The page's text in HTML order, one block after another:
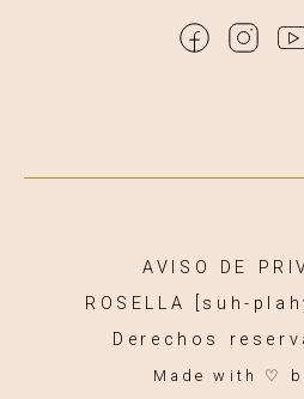
AVISO DE
ROSELLA [suh-
Derechos
Made with ♡